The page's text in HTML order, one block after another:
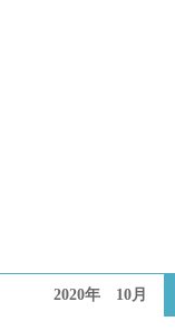
2020年 10月